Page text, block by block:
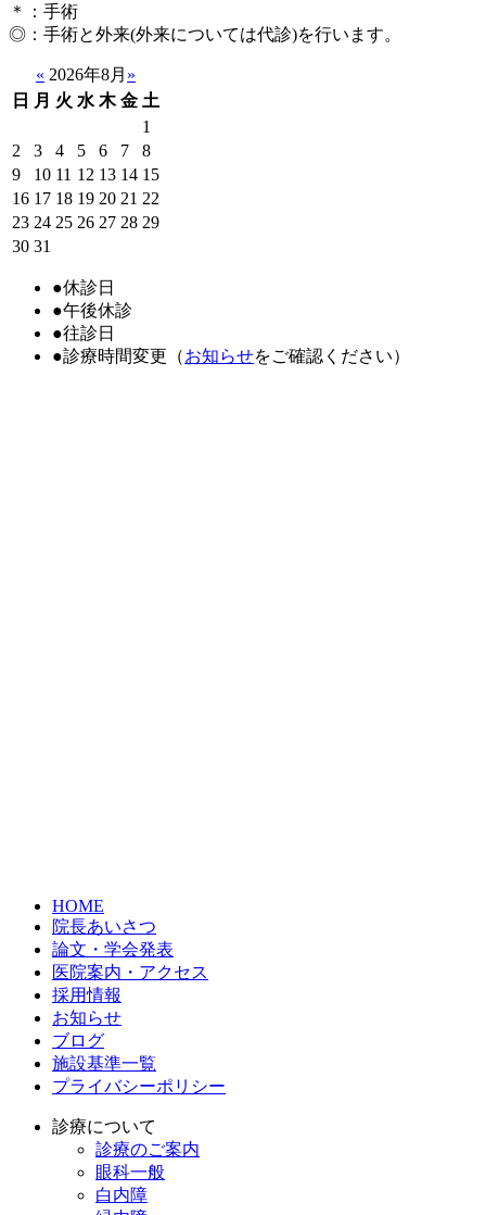
＊
：手術
◎ ：手術と外来(外来については代診)を行います。
« 2026年8月 »
日
月 火 水 木 金 土
1
2
3 4 5 6 7
8
9
10 11 12 13 14 15
16 17 18 19 20 21 22
23 24 25 26 27 28 29
30 31
●休診日
●午後休診
●往診日
●診療時間変更（お知らせをご確認ください）
HOME
院長あいさつ
論文・学会発表
医院案内・アクセス
採用情報
お知らせ
ブログ
施設基準一覧
プライバシーポリシー
診療について
診療のご案内
眼科一般
白内障